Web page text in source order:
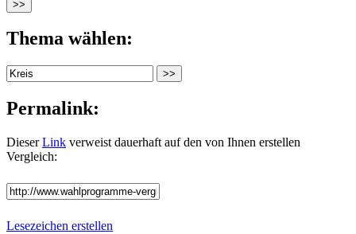
Thema wählen:
Permalink:
DieserLink verweist dauerhaft auf den von Ihnen erstellen
Vergleich:
Lesezeichen erstellen